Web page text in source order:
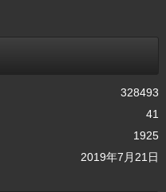
328493
41
1925
2019年7月21日